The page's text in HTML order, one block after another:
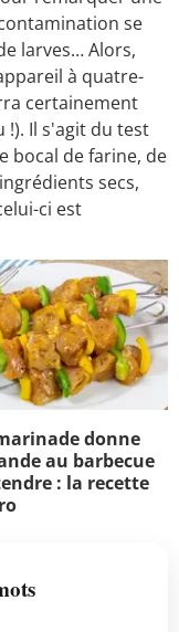
se
larves… Alors,
à quatre-
certainement
!). Il s'agit du test
bocal de farine, de
secs,
ci est
donne
au barbecue
: la recette